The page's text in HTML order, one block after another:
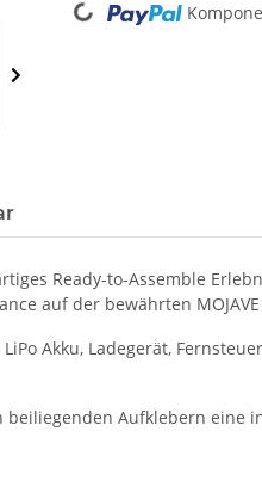
Loading...
Ready-to-Assemble
auf der bewährten MOJAVE
Akku, Ladegerät,
Aufklebern eine